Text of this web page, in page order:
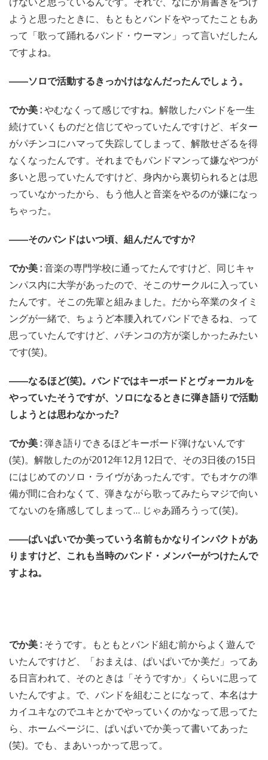
ようと思ったときに、もともとバンドをやってたこともあ
って「歌って踊れるバンド・ウーマン」って言いだしたん
ですよね。
――ソロで活動するきっかけはなんだったんでしょう。
でか美 :やむなくって感じですね。解散したバンドを一生
続けていくものだと信じてやっていたんですけど、ギター
がパチンコにハマって失踪してしまって、解散せざるを得
なくなったんです。それまでもバンドマンって嫌なやつが
多いと思っていたんですけど、身内から裏切られるとは思
っていなかったから、もう他人と音楽をやるのが嫌になっ
ちゃった。
――そのバンドはいつ頃、組んだんですか?
でか美 :音楽の専門学校に通ってたんですけど、同じキャ
ンパス内に大学があったので、そこのサークルに入ってい
たんです。そこの先輩と組みました。だから卒業のタイミ
ングが一緒で、ちょうど本腰入れてバンドできるね、って
思っていたんですけど、パチンコの方が楽しかったみたい
です(笑)。
――なるほど(笑)。バンドではキーボードとヴォーカルを
やっていたそうですが、ソロになるときに弾き語りで活動
しようとは思わなかった?
でか美 :弾き語りできるほどキーボード弾けないんです
(笑)。解散したのが2012年12月12日で、その3日後の15日
にはじめてのソロ・ライヴがあったんです。でもオケの準
備が間に合わなくて、弾きながら歌ってみたらマジで向い
てないのを痛感してしまって… じゃあ踊ろうって(笑)。
――ぱいぱいでか美っていう名前もかなりインパクトがあ
りますけど、これも当時のバンド・メンバーがつけたんで
すよね。
でか美 : そうです。もともとバンド組む前からよく遊んで
いたんですけど、「おまえは、ぱいぱいでか美だ」ってあ
る日言われて、そのときは「そうですか」くらいに思って
いたんですよ。で、バンドを組むことになって、本名はナ
カイユキなのでユキとかでやっていくのかなって思ってた
ら、ホームページに、ぱいぱいでか美って書いてあった
(笑)。でも、まあいっかって思って。